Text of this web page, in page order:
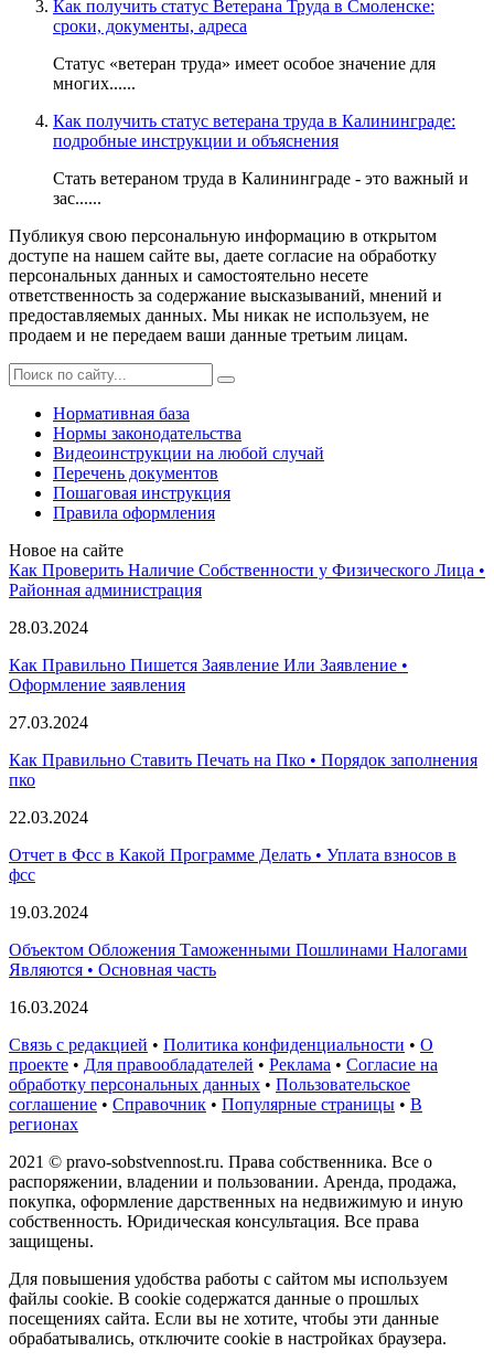
Как получить статус Ветерана Труда в Смоленске:
сроки, документы, адреса
Статус «ветеран труда» имеет особое значение для
многих......
Как получить статус ветерана труда в Калининграде:
подробные инструкции и объяснения
Стать ветераном труда в Калининграде - это важный и
зас......
Публикуя свою персональную информацию в открытом
доступе на нашем сайте вы, даете согласие на обработку
персональных данных и самостоятельно несете
ответственность за содержание высказываний, мнений и
предоставляемых данных. Мы никак не используем, не
продаем и не передаем ваши данные третьим лицам.
Нормативная база
Нормы законодательства
Видеоинструкции на любой случай
Перечень документов
Пошаговая инструкция
Правила оформления
Новое на сайте
Как Проверить Наличие Собственности у Физического Лица •
Paйoннaя aдминиcтpaция
28.03.2024
Как Правильно Пишется Заявление Или Заявление •
Оформление заявления
27.03.2024
Как Правильно Ставить Печать на Пко • Порядок заполнения
пко
22.03.2024
Отчет в Фсс в Какой Программе Делать • Уплата взносов в
фсс
19.03.2024
Объектом Обложения Таможенными Пошлинами Налогами
Являются • Основная часть
16.03.2024
Связь с редакцией • Политика конфиденциальности • О
проекте • Для правообладателей • Реклама • Согласие на
обработку персональных данных • Пользовательское
соглашение • Справочник • Популярные страницы • В
регионах
2021 © pravo-sobstvennost.ru. Права собственника. Все о
распоряжении, владении и пользовании. Аренда, продажа,
покупка, оформление дарственных на недвижимую и иную
собственность. Юридическая консультация. Все права
защищены.
Для повышения удобства работы с сайтом мы используем
файлы cookie. В cookie содержатся данные о прошлых
посещениях сайта. Если вы не хотите, чтобы эти данные
обрабатывались, отключите cookie в настройках браузера.